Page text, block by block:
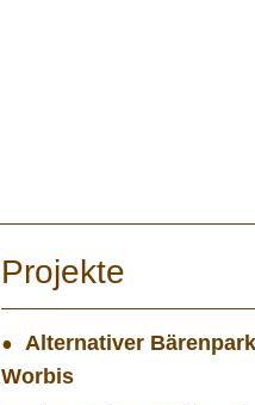
Projekte
Alternativer Bärenpark
Worbis